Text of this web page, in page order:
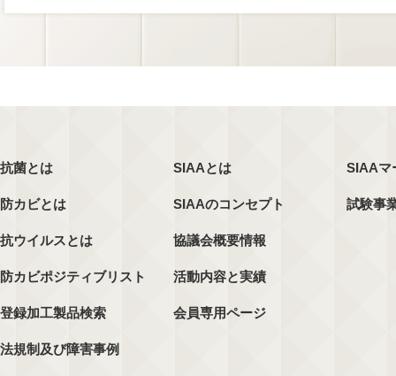
抗菌とは
防カビとは
抗ウイルスとは
防カビポジティブリスト
登録加工製品検索
法規制及び障害事例
SIAAとは
SIAAのコンセプト
協議会概要情報
活動内容と実績
会員専用ページ
SIAAマ
試験事